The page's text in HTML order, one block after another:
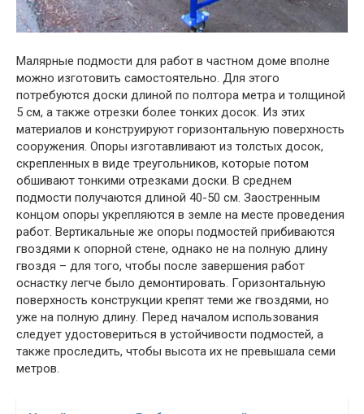
Малярные подмости для работ в частном доме вполне
можно изготовить самостоятельно. Для этого
потребуются доски длиной по полтора метра и толщиной
5 см, а также отрезки более тонких досок. Из этих
материалов и конструируют горизонтальную поверхность
сооружения. Опоры изготавливают из толстых досок,
скрепленных в виде треугольников, которые потом
обшивают тонкими отрезками доски. В среднем
подмости получаются длиной 40-50 см. Заостренным
концом опоры укрепляются в земле на месте проведения
работ. Вертикальные же опоры подмостей прибиваются
гвоздями к опорной стене, однако не на полную длину
гвоздя – для того, чтобы после завершения работ
оснастку легче было демонтировать. Горизонтальную
поверхность конструкции крепят теми же гвоздями, но
уже на полную длину. Перед началом использования
следует удостовериться в устойчивости подмостей, а
также проследить, чтобы высота их не превышала семи
метров.